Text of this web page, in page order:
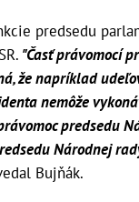
predsedu
"Časť právomocí
že napríklad
nemôže
predsedu
Národnej
Bujňák.